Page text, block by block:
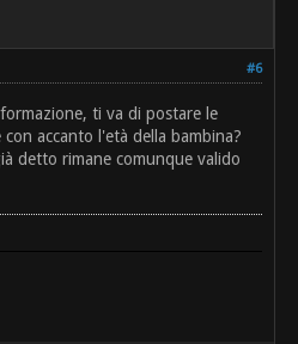
#6
ti va di postare le
accanto l'età della bambina?
detto rimane comunque valido